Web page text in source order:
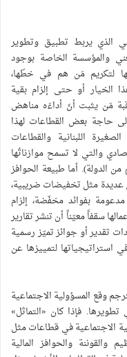
الذي يربط تطبيق وتطوير
والمؤسسة الخاصة بوجود
لتكريم مَن هم في خطّها،
الخيار أو حتى إلزام بقية
مَن يثبت أنّ أداءَه مناهض
الى حاجة بعض القطاعات لهذا
اللبنانية والقطاعات
والتي لا تسمح موازناتُها
من الدولة). أما طبيعة الحوافز
عديدة مثل تخفيضات ضريبية،
بفوائد مخفّضة، إلزام
سقفاً معيّناً أن تنشر تقارير
تقدير أو جوائز تميّز رسمية
استراتيجياتها لتمييزها عن
وقع المسؤولية الاجتماعية
تطويرها. فإذا كان «التماثل»
الاجتماعية في قطاعات مثل
والقوننة والحوافز المالية